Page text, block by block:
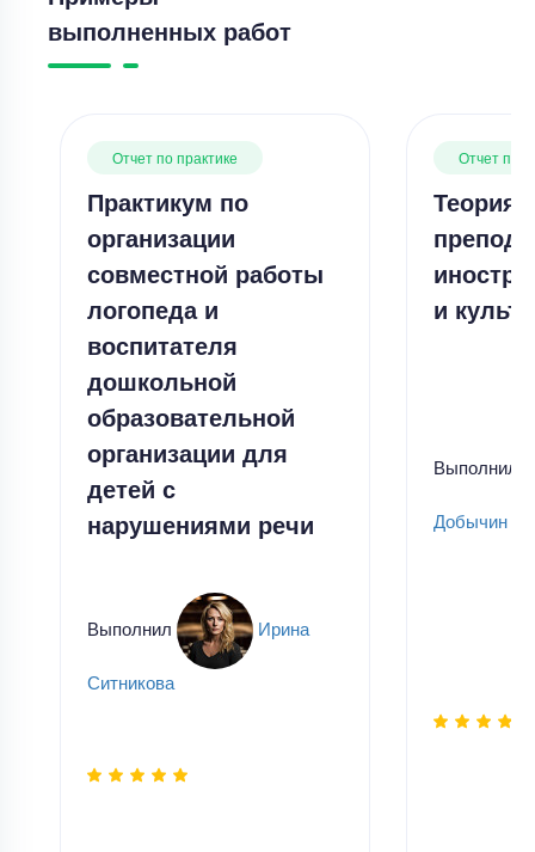
выполненных работ
Отчет по практике
Практикум по
организации
совместной работы
логопеда и
воспитателя
дошкольной
образовательной
организации для
детей с
нарушениями речи
Выполнил Ирина
Ситникова
Отчет по
Теория
и
Выполнил
Добычин